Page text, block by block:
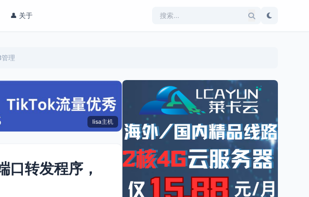
👤 关于
理
lisa主机
转发程序，